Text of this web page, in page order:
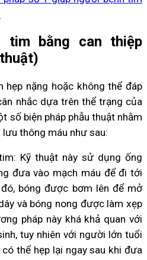
bằng can thiệp
hẹp nặng hoặc không thể đáp
nhắc dựa trên thể trạng của
số biện pháp phẫu thuật nhằm
thông máu như sau:
Kỹ thuật này sử dụng ống
đưa vào mạch máu để đi tới
bóng được bơm lên để mở
và bóng nong được làm xẹp
pháp này khá khả quan với
tuy nhiên với người lớn tuổi
thể hẹp lại ngay sau khi đưa